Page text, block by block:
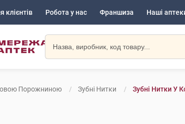
клієнтів Робота у нас Франшиза Наші
Порожниною Зубні Нитки Зубні Нитки У